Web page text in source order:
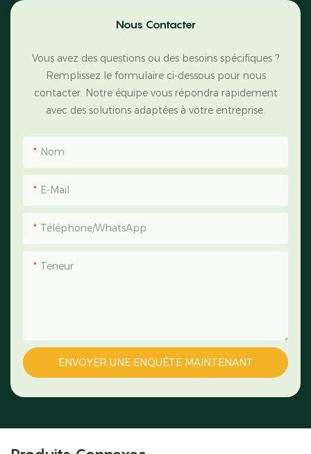
Nous Contacter
Vous avez des questions ou des besoins spécifiques ?
Remplissez le formulaire ci-dessous pour nous
contacter. Notre équipe vous répondra rapidement
avec des solutions adaptées à votre entreprise.
Nom
E-Mail
Téléphone/WhatsApp
Teneur
ENVOYER UNE ENQUÊTE MAINTENANT